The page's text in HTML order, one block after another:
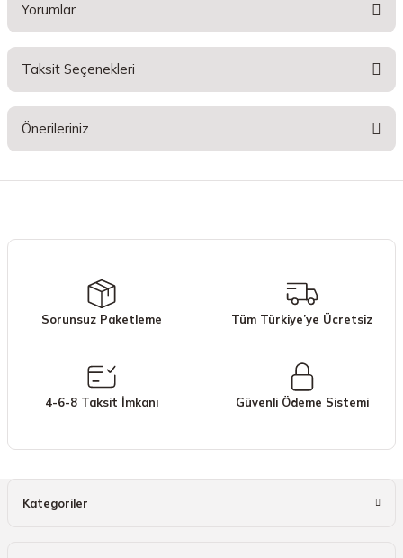
Yorumlar
Taksit Seçenekleri
Önerileriniz
Ürün açıklamasında eksik bilgiler bulunuyor.
Ürün bilgilerinde hatalar bulunuyor.
Bu ürüne benzer farklı alternatifler olmalı.
Sorunsuz Paketleme Tüm Türkiye’ye Ücretsiz
4-6-8 Taksit İmkanı Güvenli Ödeme Sistemi
Kategoriler